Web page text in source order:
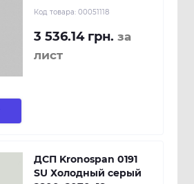
Код товара: 00051118
3 536.14 грн. за
лист
ДСП Kronospan 0191
SU Холодный серый